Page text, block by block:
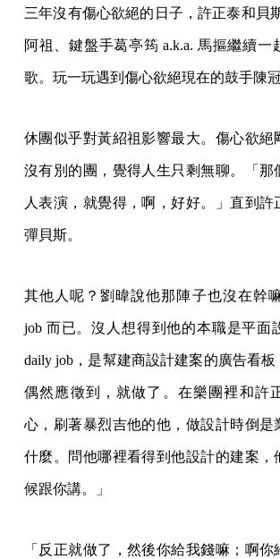
三年沒有傷心欲絕的日子，許正泰和貝
阿祖、鍵盤手葛亭筠 a.k.a. 馬摳繼續一
歌。玩一玩遇到傷心欲絕現在的鼓手陳冠
休團似乎對黃紹祖影響最大。傷心欲絕
沒有別的團，覺得人生只剩無聊。「那
人表演，就覺得，啊，好好。」直到許
彈貝斯。
其他人呢？劉暐說他那陣子也沒在幹
job 而已。沒人想得到他的本職是平面
daily job，是幫建商設計建案的廣告看板
偶然應徵到，就做了。在樂團裡和許
心，刷著暴烈吉他的他，做設計時倒是
什麼。問他哪裡看得到他設計的建案，
候跟你講。」
「反正就做了，然後你給我錢嘛；啊